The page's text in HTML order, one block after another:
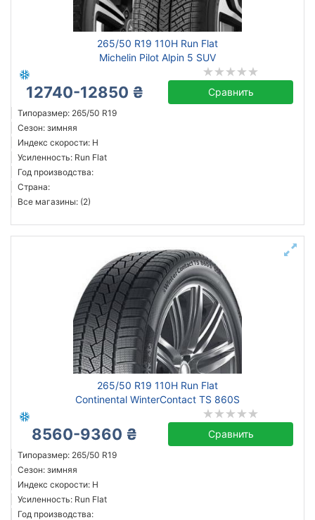
265/50 R19 110H Run Flat
Michelin Pilot Alpin 5 SUV
12740-12850 ₴ Сравнить
Типоразмер: 265/50 R19
Сезон: зимняя
Индекс скорости: H
Усиленность: Run Flat
Год производства:
Страна:
Все магазины: (2)
265/50 R19 110H Run Flat
Continental WinterContact TS 860S
8560-9360 ₴ Сравнить
Типоразмер: 265/50 R19
Сезон: зимняя
Индекс скорости: H
Усиленность: Run Flat
Год производства: